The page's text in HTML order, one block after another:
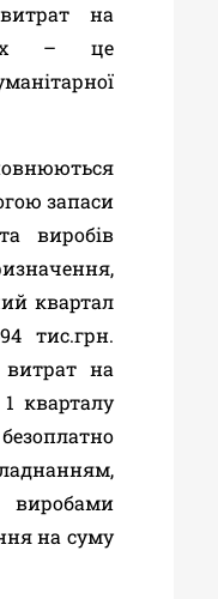
на
– це
запаси
виробів
квартал
тис.грн.
витрат на
кварталу
на суму